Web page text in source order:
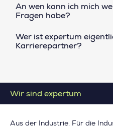
An wen kann ich mich
Fragen habe?
Wer ist expertum
Karrierepartner?
Wir sind expertum
Aus der Industrie. Für die